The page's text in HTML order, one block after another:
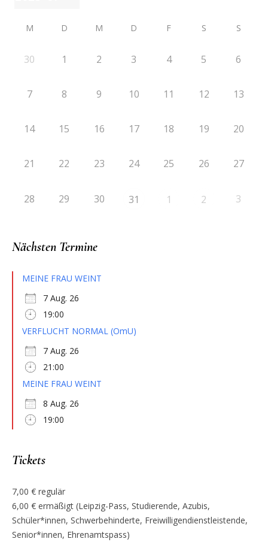
M D M D F S S
30 1 2 3 4 5 6
7 8 9 10 11 12 13
14 15 16 17 18 19 20
21 22 23 24 25 26 27
28 29 30 31 1 2 3
Nächsten Termine
MEINE FRAU WEINT
7 Aug. 26
19:00
VERFLUCHT NORMAL (OmU)
7 Aug. 26
21:00
MEINE FRAU WEINT
8 Aug. 26
19:00
Tickets
7,00 € regulär
6,00 € ermäßigt (Leipzig-Pass, Studierende, Azubis,
Schüler*innen, Schwerbehinderte, Freiwilligendienstleistende,
Senior*innen, Ehrenamtspass)